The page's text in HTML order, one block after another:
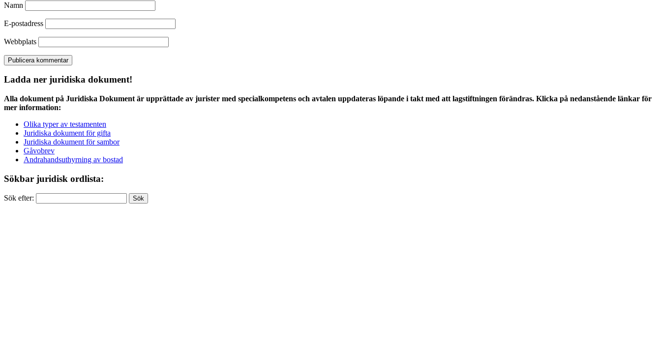
Namn
E-postadress
Webbplats
Ladda ner juridiska dokument!
Alla dokument på Juridiska Dokument är upprättade av jurister med specialkompetens och avtalen uppdateras löpande i takt med att lagstiftningen förändras. Klicka på nedanstående länkar för
mer information:
Olika typer av testamenten
Juridiska dokument för gifta
Juridiska dokument för sambor
Gåvobrev
Andrahandsuthyrning av bostad
Sökbar juridisk ordlista:
Sök efter: